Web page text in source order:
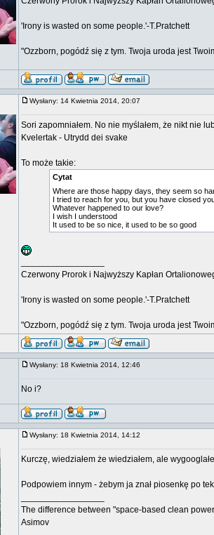
'Irony is wasted on some people.'-T.Pratchett
"Ozzborn, pogódź się z tym. Twoja uroda jest
Wysłany: 14 Kwietnia 2014, 20:07
Sori zapomniałem. No nie myślałem, że nikt nie
Kvelertak - Utrydd dei svake
To może takie:
Cytat
Where are those happy days, they seem so
I tried to reach for you, but you have closed
Whatever happened to our love?
I wish I understood
It used to be so nice, it used to be so good
Czerwony Prorok i Najwyższy Kapłan
'Irony is wasted on some people.'-T.Pratchett
"Ozzborn, pogódź się z tym. Twoja uroda jest
Wysłany: 18 Kwietnia 2014, 12:46
No i?
Wysłany: 18 Kwietnia 2014, 14:12
Kurczę, wiedziałem że wiedziałem, ale
Podpowiem innym - żebym ja znał piosenkę po
The difference between "space-based clean
Asimov